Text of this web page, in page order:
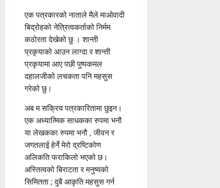
एक पत्रकारको नाताले मैले माओवादी
बिद्रोहको नेत्रित्वकर्ताको निर्मम
कठोरता देखेको छु । शान्ती
प्रकृयाको आउन लाग्दा र शान्ती
प्रकृयामा आए पछी पुष्पकमल
दहालजीको लचकता पनि महसुस
गरेको छु।
अब म सक्रिय पत्रकारितामा छुइन।
एक अध्यात्मिक साधकका रुपमा भनौ
या लेखकका रुपमा भनौ , जीवन र
जगतलाई हेर्ने मेरो द्रष्टिकोण
अलिकति फराकिलो भएको छ।
अस्तित्वको बिराटता र मनुष्यको
सिमितता ; दुबै आकृति महसुस गर्न